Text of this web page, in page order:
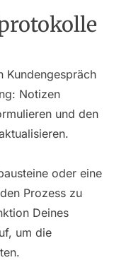
Kundengespräch
Notizen
und den
oder eine
Prozess zu
Deines
um die